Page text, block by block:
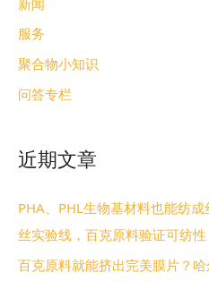
服务
聚合物小知识
问答专栏
近期文章
PHA、PHL生物基材料也能纺
丝实验线，百克原料验证可纺
百克原料就能挤出完美膜片？